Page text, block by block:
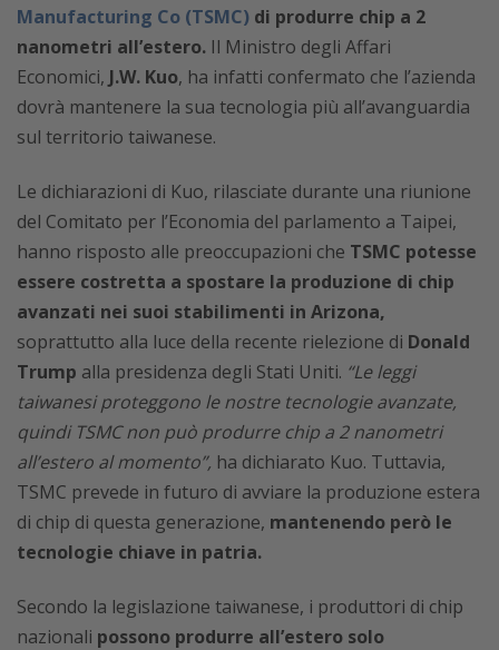
Manufacturing Co (TSMC) di produrre chip a 2
nanometri all’estero. Il Ministro degli Affari
Economici, J.W. Kuo, ha infatti confermato che l’azienda
dovrà mantenere la sua tecnologia più all’avanguardia
sul territorio taiwanese.
Le dichiarazioni di Kuo, rilasciate durante una riunione
del Comitato per l’Economia del parlamento a Taipei,
hanno risposto alle preoccupazioni che TSMC potesse
essere costretta a spostare la produzione di chip
avanzati nei suoi stabilimenti in Arizona,
soprattutto alla luce della recente rielezione di Donald
Trump alla presidenza degli Stati Uniti. “Le leggi
taiwanesi proteggono le nostre tecnologie avanzate,
quindi TSMC non può produrre chip a 2 nanometri
all’estero al momento”, ha dichiarato Kuo. Tuttavia,
TSMC prevede in futuro di avviare la produzione estera
di chip di questa generazione, mantenendo però le
tecnologie chiave in patria.
Secondo la legislazione taiwanese, i produttori di chip
nazionali possono produrre all’estero solo